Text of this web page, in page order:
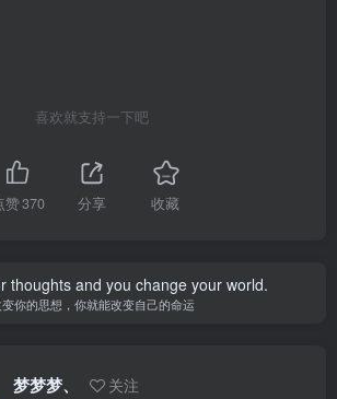
喜欢就支持一下吧
赞370 分享 收藏
thoughts and you change your world.
你的思想，你就能改变自己的命运
梦梦梦、 关注